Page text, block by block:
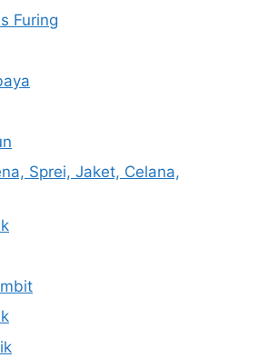
Furing
Sprei, Jaket, Celana,